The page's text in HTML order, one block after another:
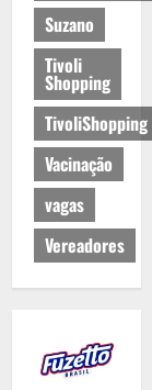
Suzano
Tivoli
Shopping
TivoliShopping
Vacinação
vagas
Vereadores